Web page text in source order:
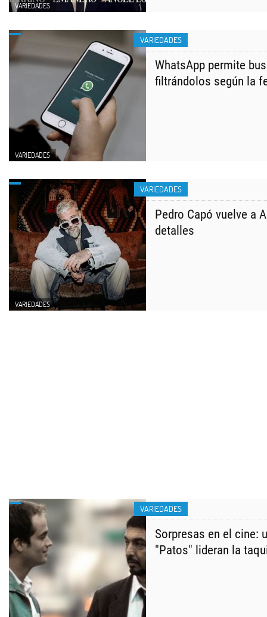
VARIEDADES
VARIEDADES
VARIEDADES
WhatsApp permite
filtrándolos según la
VARIEDADES
VARIEDADES
Pedro Capó vuelve a
detalles
VARIEDADES
Sorpresas en el cine:
"Patos" lideran la